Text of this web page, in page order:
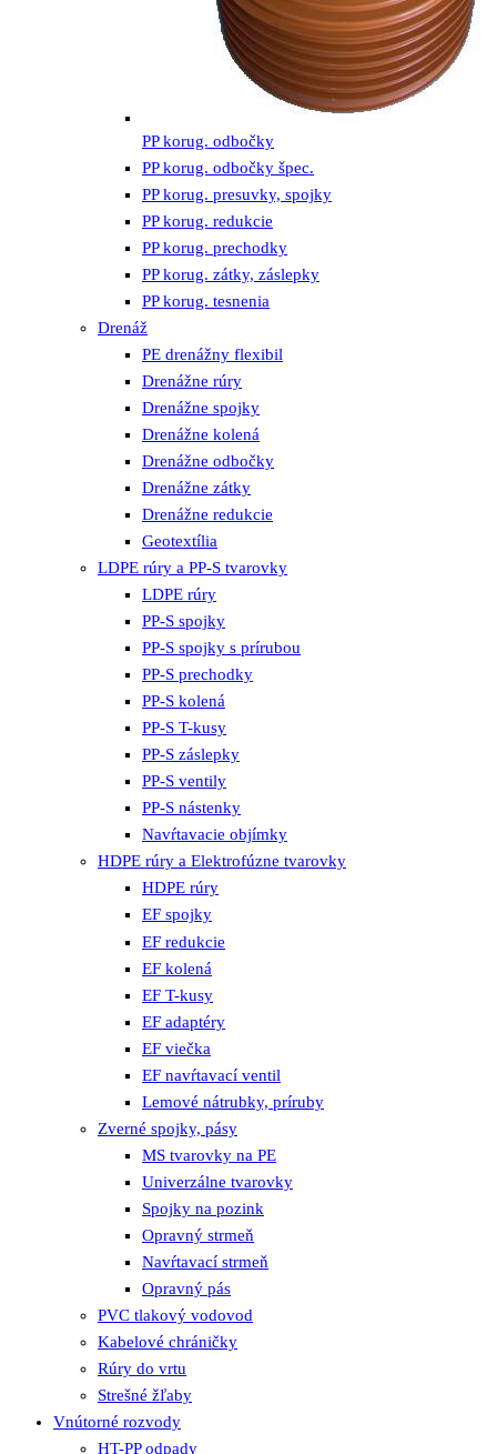
PP korug. odbočky
PP korug. odbočky špec.
PP korug. presuvky, spojky
PP korug. redukcie
PP korug. prechodky
PP korug. zátky, záslepky
PP korug. tesnenia
Drenáž
PE drenážny flexibil
Drenážne rúry
Drenážne spojky
Drenážne kolená
Drenážne odbočky
Drenážne zátky
Drenážne redukcie
Geotextília
LDPE rúry a PP-S tvarovky
LDPE rúry
PP-S spojky
PP-S spojky s prírubou
PP-S prechodky
PP-S kolená
PP-S T-kusy
PP-S záslepky
PP-S ventily
PP-S nástenky
Navŕtavacie objímky
HDPE rúry a Elektrofúzne tvarovky
HDPE rúry
EF spojky
EF redukcie
EF kolená
EF T-kusy
EF adaptéry
EF viečka
EF navŕtavací ventil
Lemové nátrubky, príruby
Zverné spojky, pásy
MS tvarovky na PE
Univerzálne tvarovky
Spojky na pozink
Opravný strmeň
Navŕtavací strmeň
Opravný pás
PVC tlakový vodovod
Kabelové chráničky
Rúry do vrtu
Strešné žľaby
Vnútorné rozvody
HT-PP odpady